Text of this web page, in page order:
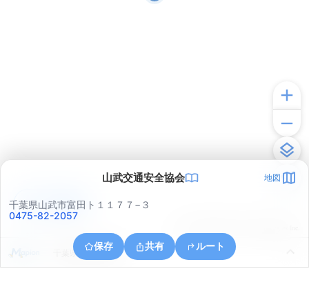
山武交通安全協会 地図
千葉県山武市富田ト１１７７−３
0475-82-2057
保存 共有 ルート
千葉県山武市富田
アプリで見る